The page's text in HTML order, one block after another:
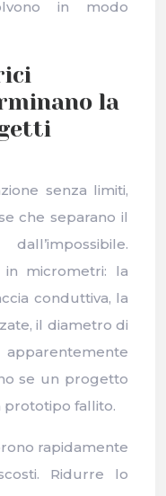
in modo
la
senza limiti,
che separano il
micrometri: la
conduttiva, la
il diametro di
se un progetto
fallito.
rapidamente
Ridurre lo